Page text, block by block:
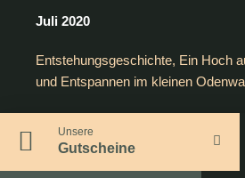
Juli 2020
Entstehungsgeschichte, Ein Hoch
und Entspannen im kleinen
Unsere
Gutscheine